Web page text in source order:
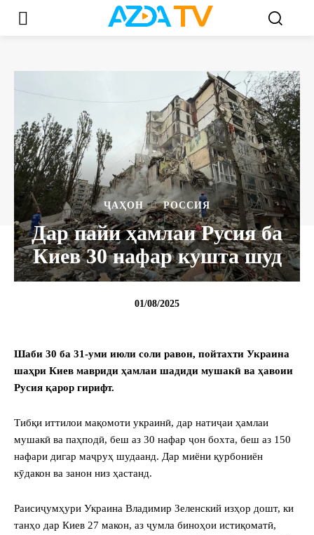
ҶАҲОН РОССИЯ
Дар пайи ҳамлаи Русия ба
Киев 30 нафар кушта шуд
01/08/2025
Шаби 30 ба 31-уми июли соли равон, пойтахти Украина
шаҳри Киев мавриди ҳамлаи шадиди мушакӣ ва ҳавоии
Русия қарор гирифт.
Тибқи иттилои мақомоти украинӣ, дар натиҷаи ҳамлаи
мушакӣ ва паҳподӣ, беш аз 30 нафар ҷон бохта, беш аз 150
нафари дигар маҷруҳ шудаанд. Дар миёни қурбониён
кӯдакон ва занон низ ҳастанд.
Раисиҷумҳури Украина Владимир Зеленский изҳор дошт, ки
танҳо дар Киев 27 макон, аз ҷумла биноҳои истиқоматӣ,